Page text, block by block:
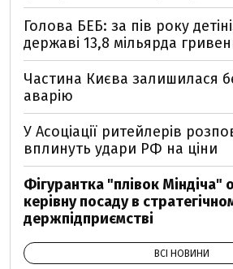
Голова БЕБ: за пів року
державі 13,8 мільярда
Частина Києва залишилася
аварію
У Асоціації ритейлерів
вплинуть удари РФ на ціни
Фігурантка "плівок Міндіча"
керівну посаду в
держпідприємстві
ВСІ НОВИНИ